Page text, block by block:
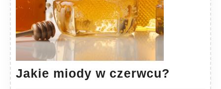
Jakie miody w czerwcu?